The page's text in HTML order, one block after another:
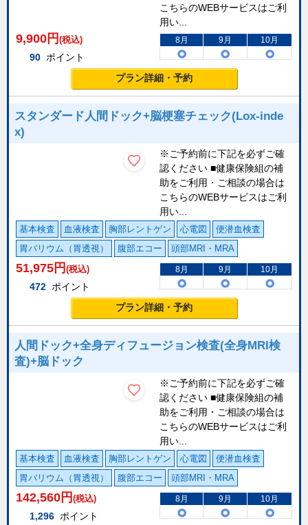
こちらのWEBサービスはご利
用い...
9,900 円 (税込)
90 ポイント
8月 9月 10月
プラン詳細・予約
スタンダード人間ドック+脳梗塞チェック(Lox-inde
x)
※ご予約前に下記を必ずご確
認ください ■健康保険組の補
助をご利用・ご相談の場合は
こちらのWEBサービスはご利
用い...
基本検査 血液検査 胸部レントゲン 心電図
便潜血検査
胃バリウム（胃透視）
腹部エコー 頭部MRI・MRA
51,975 円 (税込)
472 ポイント
8月 9月 10月
プラン詳細・予約
人間ドック+全身ディフュージョン検査(全身MRI検
査)+脳ドック
※ご予約前に下記を必ずご確
認ください ■健康保険組の補
助をご利用・ご相談の場合は
こちらのWEBサービスはご利
用い...
基本検査 血液検査 胸部レントゲン 心電図
便潜血検査
胃バリウム（胃透視）
腹部エコー 頭部MRI・MRA
142,560 円 (税込)
1,296 ポイント
8月 9月 10月